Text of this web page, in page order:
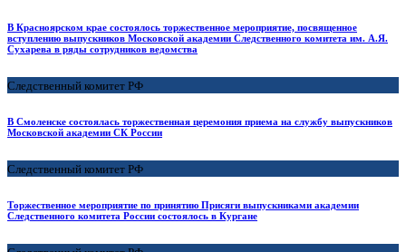
В Красноярском крае состоялось торжественное мероприятие, посвященное
вступлению выпускников Московской академии Следственного комитета им. А.Я.
Сухарева в ряды сотрудников ведомства
Следственный комитет РФ
В Смоленске состоялась торжественная церемония приема на службу выпускников
Московской академии СК России
Следственный комитет РФ
Торжественное мероприятие по принятию Присяги выпускниками академии
Следственного комитета России состоялось в Кургане